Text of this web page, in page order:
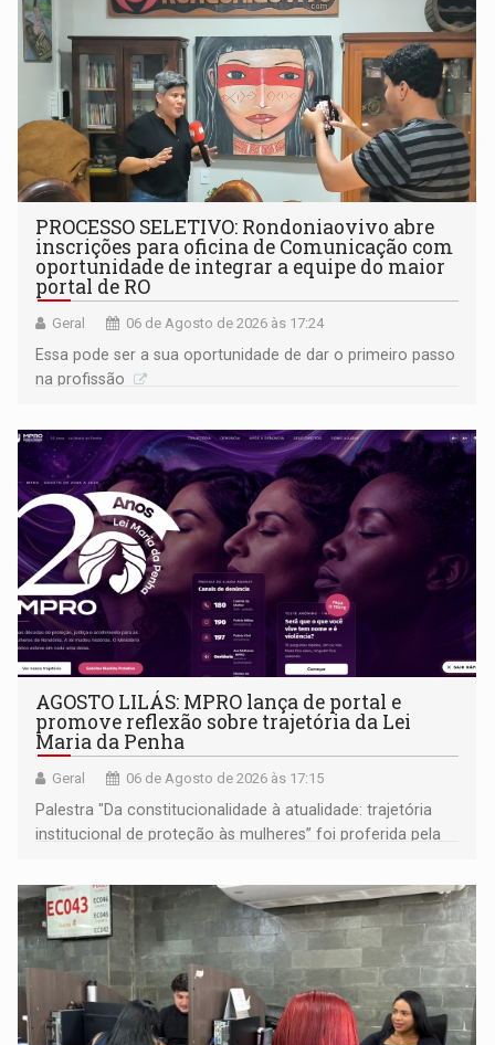
PROCESSO SELETIVO: Rondoniaovivo abre
inscrições para oficina de Comunicação com
oportunidade de integrar a equipe do maior
portal de RO
Geral 06 de Agosto de 2026 às 17:24
Essa pode ser a sua oportunidade de dar o primeiro passo
na profissão
AGOSTO LILÁS: MPRO lança de portal e
promove reflexão sobre trajetória da Lei
Maria da Penha
Geral 06 de Agosto de 2026 às 17:15
Palestra "Da constitucionalidade à atualidade: trajetória
institucional de proteção às mulheres” foi proferida pela
Goiás